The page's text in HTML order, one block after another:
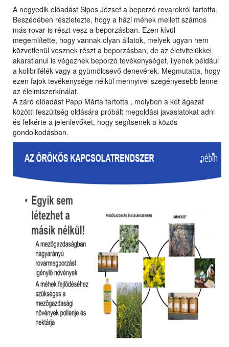
A negyedik előadást Sipos József a beporzó rovarokról tartotta.
Beszédében részletezte, hogy a házi méhek mellett számos
más rovar is részt vesz a beporzásban. Ezen kívül
megemlítette, hogy vannak olyan állatok, melyek ugyan nem
közvetlenül vesznek részt a beporzásban, de az életvitelükkel
akaratlanul is végeznek beporzó tevékenységet, ilyenek például
a kolibrifélék vagy a gyümölcsevő denevérek. Megmutatta, hogy
ezen fajok tevékenysége nélkül mennyivel szegényesebb lenne
az élelmiszerkínálat.
A záró előadást Papp Márta tartotta , melyben a két ágazat
közötti feszültség oldására próbált megoldási javaslatokat adni
és felkérte a jelenlevőket, hogy segítsenek a közös
gondolkodásban.